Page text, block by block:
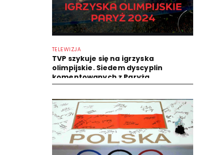
TELEWIZJA
TVP szykuje się na igrzyska
olimpijskie. Siedem dyscyplin
komentowanych z Paryża